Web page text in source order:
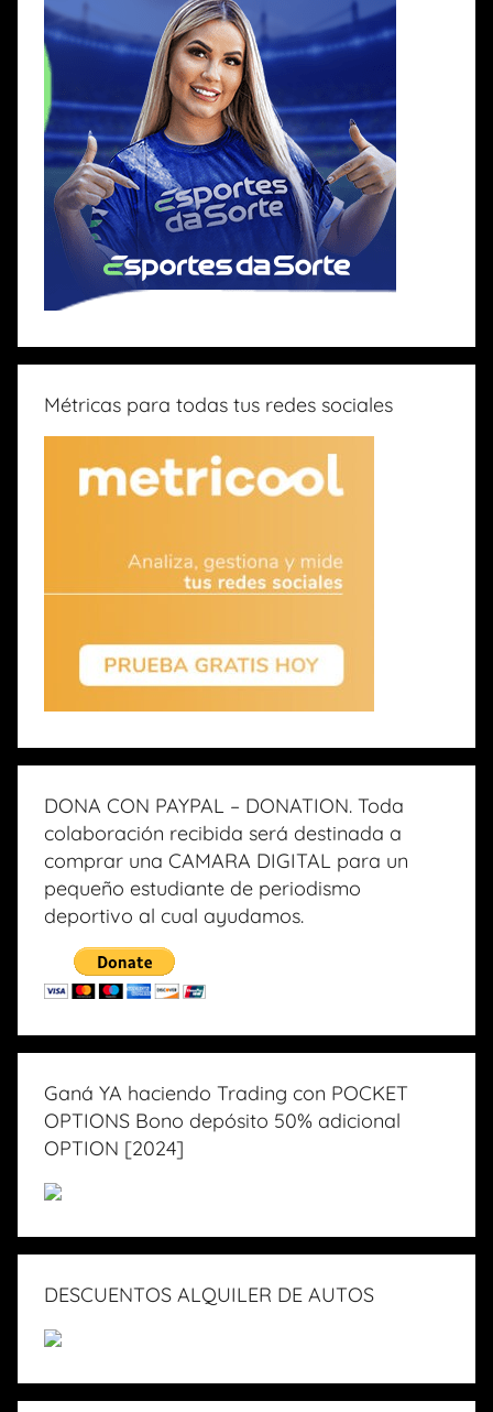
Métricas para todas tus redes sociales
DONA CON PAYPAL – DONATION. Toda
colaboración recibida será destinada a
comprar una CAMARA DIGITAL para un
pequeño estudiante de periodismo
deportivo al cual ayudamos.
Ganá YA haciendo Trading con POCKET
OPTIONS Bono depósito 50% adicional
OPTION [2024]
DESCUENTOS ALQUILER DE AUTOS